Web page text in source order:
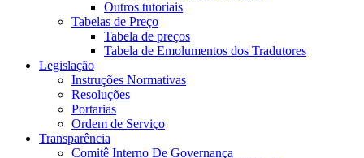
Outros tutoriais
Tabelas de Preço
Tabela de preços
Tabela de Emolumentos dos Tradutores
Legislação
Instruções Normativas
Resoluções
Portarias
Ordem de Serviço
Transparência
Comitê Interno De Governança